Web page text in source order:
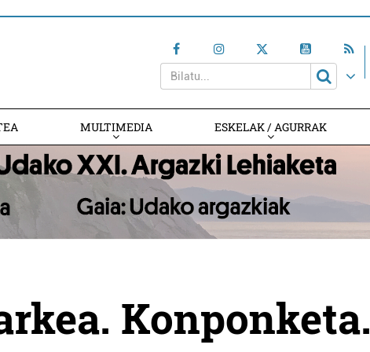
MULTIMEDIA ESKELAK / AGURRAK
Konponketa.